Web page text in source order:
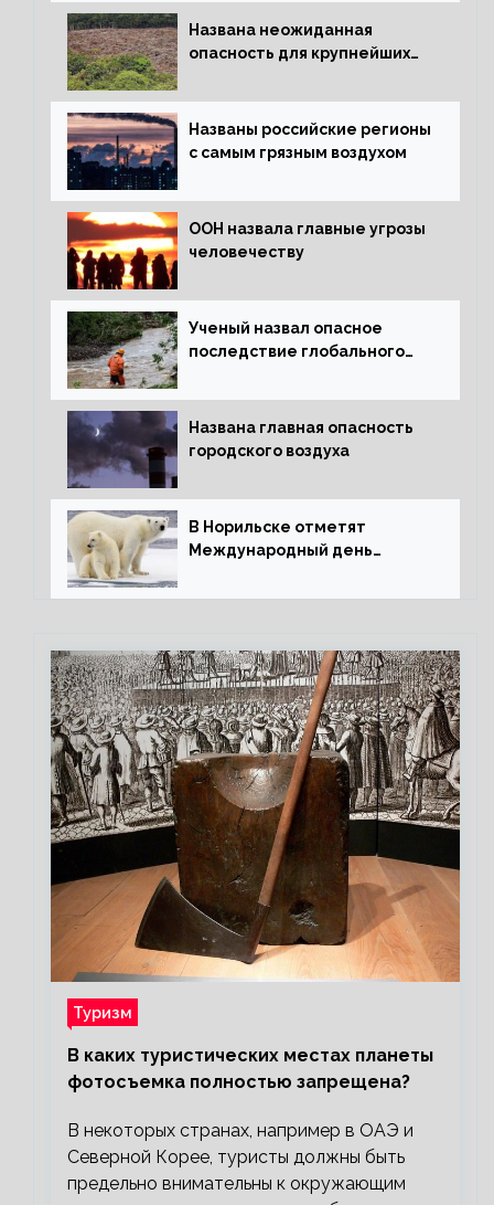
Названа неожиданная
опасность для крупнейших
Названы российские регионы
с самым грязным воздухом
ООН назвала главные угрозы
человечеству
Ученый назвал опасное
последствие глобального
Названа главная опасность
городского воздуха
В Норильске отметят
Международный день
Туризм
В каких туристических местах планеты
фотосъемка полностью запрещена?
В некоторых странах, например в ОАЭ и
Северной Корее, туристы должны быть
предельно внимательны к окружающим